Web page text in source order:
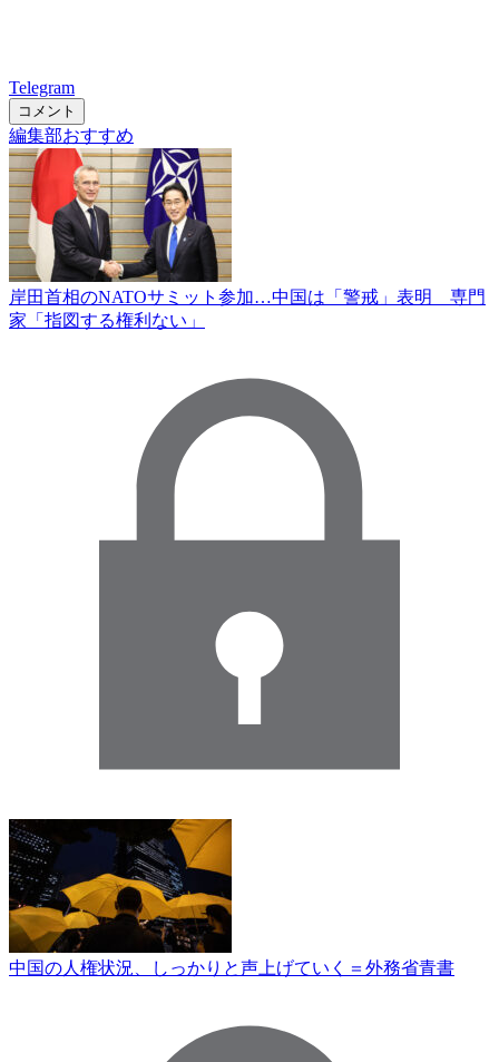
Telegram
コメント
編集部おすすめ
岸田首相のNATOサミット参加…中国は「警戒」表明 専門
家「指図する権利ない」
中国の人権状況、しっかりと声上げていく＝外務省青書